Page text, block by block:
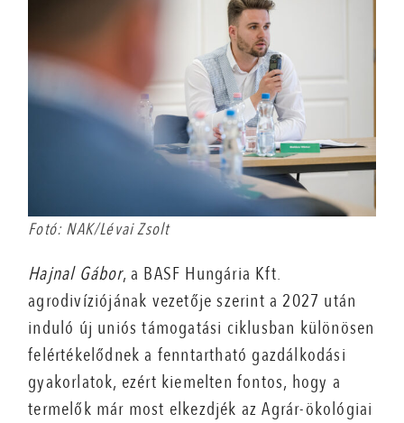
Fotó: NAK/Lévai Zsolt
Hajnal Gábor, a BASF Hungária Kft.
agrodivíziójának vezetője szerint a 2027 után
induló új uniós támogatási ciklusban különösen
felértékelődnek a fenntartható gazdálkodási
gyakorlatok, ezért kiemelten fontos, hogy a
termelők már most elkezdjék az Agrár-ökológiai